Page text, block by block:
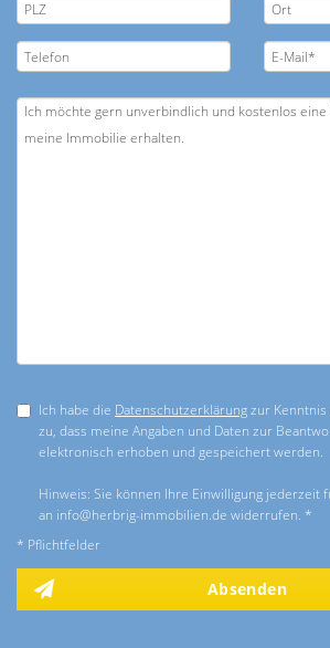
Ich habe die Datenschutzerklärungzur
zu, dass meine Angaben und Daten zur
elektronisch erhoben und gespeichert werden.
Hinweis: Sie können Ihre Einwilligung jederzeit
an info@herbrig-immobilien.de widerrufen. *
* Pflichtfelder
Absenden